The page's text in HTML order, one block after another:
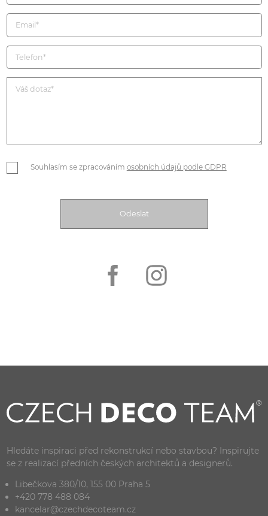
Souhlasím se zpracováním osobních údajů podle GDPR
Hledáte inspiraci před rekonstrukcí nebo stavbou? Inspirujte
se z realizací předních českých architektů a designerů.
Libečkova 380/10, 155 00 Praha 5
+420 778 488 084
kancelar@czechdecoteam.cz